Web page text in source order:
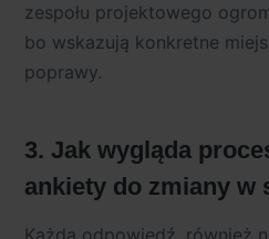
zespołu projektowego
bo wskazują konkretne
poprawy.
3. Jak wygląda
ankiety do zmiany w